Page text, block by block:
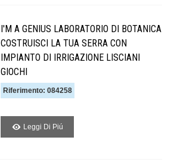
I'M A GENIUS LABORATORIO DI BOTANICA
COSTRUISCI LA TUA SERRA CON
IMPIANTO DI IRRIGAZIONE LISCIANI
GIOCHI
Riferimento: 084258
Leggi Di Piú